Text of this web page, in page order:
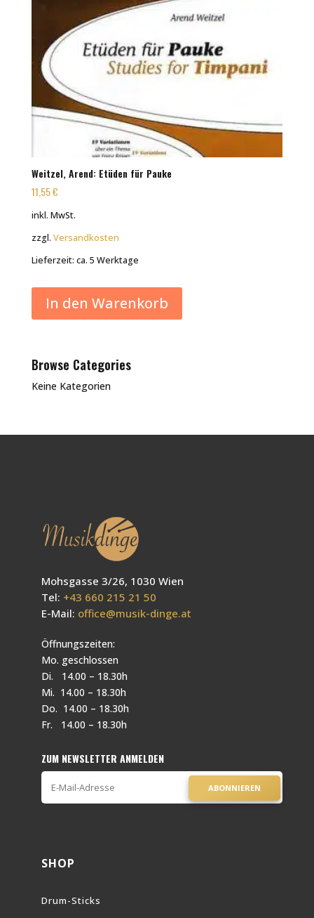
Weitzel, Arend: Etüden für Pauke
11,55€
inkl. MwSt.
zzgl. Versandkosten
Lieferzeit: ca. 5 Werktage
In den Warenkorb
Browse Categories
Keine Kategorien
Mohsgasse 3/26, 1030 Wien
Tel: +43 660 215 21 50
E-Mail: office@musik-dinge.at
Öffnungszeiten:
Mo. geschlossen
Di. 14.00 – 18.30h
Mi. 14.00 – 18.30h
Do. 14.00 – 18.30h
Fr. 14.00 – 18.30h
ZUM NEWSLETTER ANMELDEN
ABONNIEREN
SHOP
Drum-Sticks